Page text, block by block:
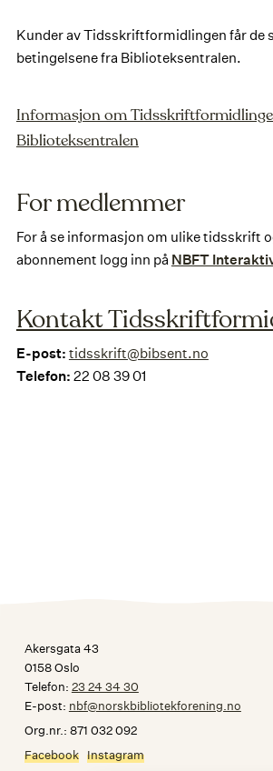
Kunder av Tidsskriftformidlingen får de
betingelsene fra Biblioteksentralen.
Informasjon om
Biblioteksentralen
For medlemmer
For å se informasjon om ulike tidsskrift
abonnement logg inn på NBFT
Kontakt
E-post: tidsskrift@bibsent.no
Telefon: 22 08 39 01
Akersgata 43
0158 Oslo
Telefon: 23 24 34 30
E-post: nbf@norskbibliotekforening.no
Org.nr.: 871 032 092
Facebook Instagram